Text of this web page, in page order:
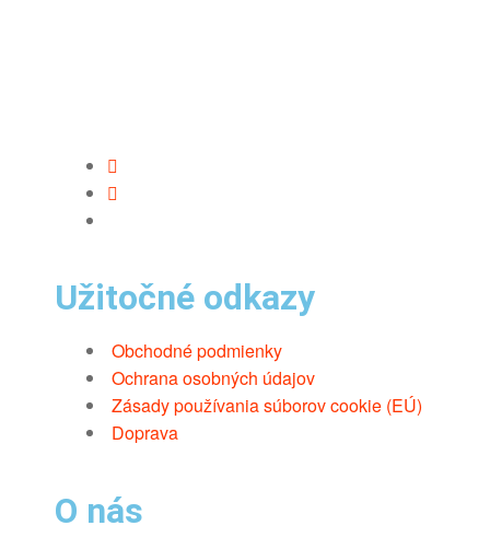
Užitočné odkazy
Obchodné podmienky
Ochrana osobných údajov
Zásady používania súborov cookie (EÚ)
Doprava
O nás